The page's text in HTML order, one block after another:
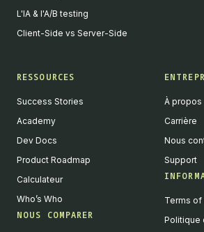
L'IA & l'A/B testing
Client-Side vs Server-Side
RESSOURCES
Success Stories
Academy
Dev Docs
Product Roadmap
Calculateur
Who’s Who
NOUS COMPARER
À propos
Carrière
Nous
Support
Terms of
Politique